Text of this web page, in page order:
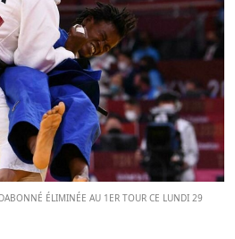
ÉLIMINÉE AU 1ER TOUR CE LUNDI 29